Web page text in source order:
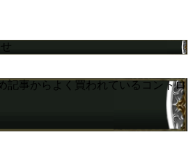
記事からよく買われているコントロ